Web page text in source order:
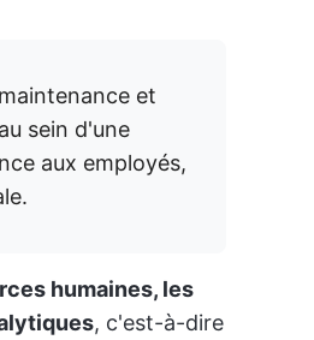
et
sein d'une
aux employés,
humaines, les
, c'est-à-dire